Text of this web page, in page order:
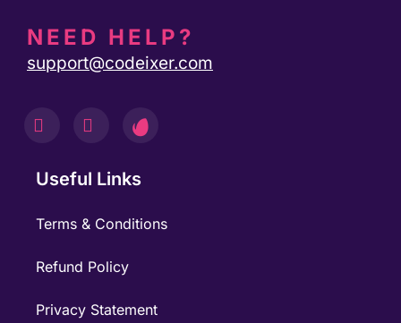
NEED HELP?
support@codeixer.com
Useful Links
Terms & Conditions
Refund Policy
Privacy Statement